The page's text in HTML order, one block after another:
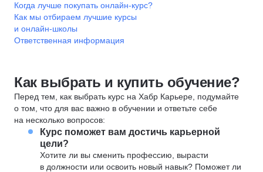
Когда лучше покупать онлайн-курс?
Как мы отбираем лучшие курсы
и онлайн-школы
Ответственная информация
Как выбрать и купить обучение?
Перед тем, как выбрать курс на Хабр Карьере, подумайте
о том, что для вас важно в обучении и ответьте себе
на несколько вопросов:
Курс поможет вам достичь карьерной
цели?
Хотите ли вы сменить профессию, вырасти
в должности или освоить новый навык? Поможет ли